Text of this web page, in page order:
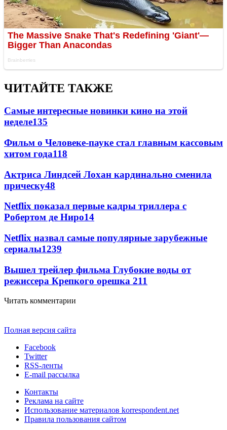
ЧИТАЙТЕ ТАКЖЕ
Самые интересные новинки кино на этой
неделе135
Фильм о Человеке-пауке стал главным кассовым
хитом года118
Актриса Линдсей Лохан кардинально сменила
прическу48
Netflix показал первые кадры триллера с
Робертом де Ниро14
Netflix назвал самые популярные зарубежные
сериалы1239
Вышел трейлер фильма Глубокие воды от
режиссера Крепкого орешка 211
Читать комментарии
Полная версия сайта
Facebook
Twitter
RSS-ленты
E-mail рассылка
Контакты
Реклама на сайте
Использование материалов korrespondent.net
Правила пользования сайтом